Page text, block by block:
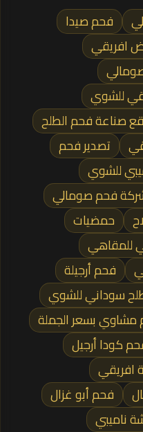
فحم صيدا
افريقي
للشوي
صناعة فحم الطلح
تصدير فحم
للشوي
فحم صومالي
حمضيات
للمقاهي
فحم أرجيلة
سوداني للشوي
بسعر الجملة
كودا أرجيل
افريقي
فحم أبو غزال
ناميبي